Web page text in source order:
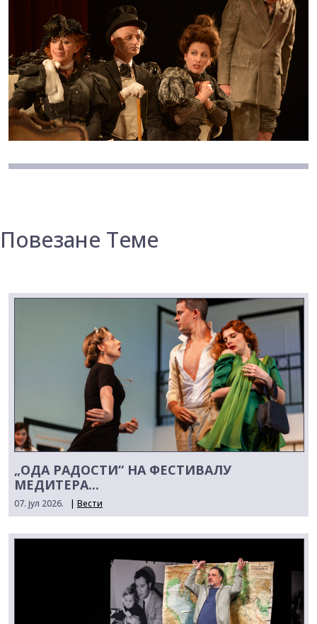
Повезане Теме
„ОДА РАДОСТИ“ НА ФЕСТИВАЛУ
МЕДИТЕРА...
07. јул 2026. | Вести